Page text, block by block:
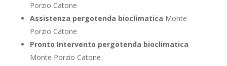
Porzio Catone
Assistenza pergotenda bioclimatica Monte
Porzio Catone
Pronto Intervento pergotenda bioclimatica
Monte Porzio Catone